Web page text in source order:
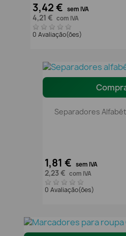
3,42 € sem IVA
4,21 € com IVA
0 Avaliação(ões)
Separadores
1,81 € sem IVA
2,23 € com IVA
0 Avaliação(ões)